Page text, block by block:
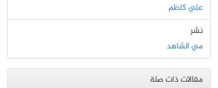
علي كاظم
نشر
مي الشاهد
مقالات ذات صلة